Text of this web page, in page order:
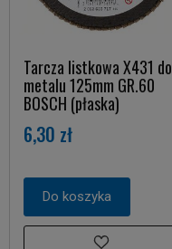
Tarcza listkowa X431 do
metalu 125mm GR.60
BOSCH (płaska)
6,30 zł
Do koszyka